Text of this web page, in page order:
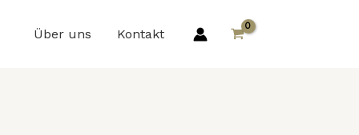
Über uns Kontakt